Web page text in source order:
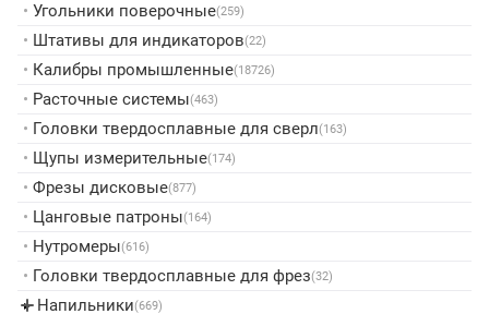
• Угольники поверочные(259)
• Штативы для индикаторов(22)
• Калибры промышленные(18726)
• Расточные системы(463)
• Головки твердосплавные для сверл(163)
• Щупы измерительные(174)
• Фрезы дисковые(877)
• Цанговые патроны(164)
• Нутромеры(616)
• Головки твердосплавные для фрез(32)
▸ Напильники(669)